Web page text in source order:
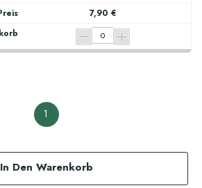
7,90 €
1
In Den Warenkorb